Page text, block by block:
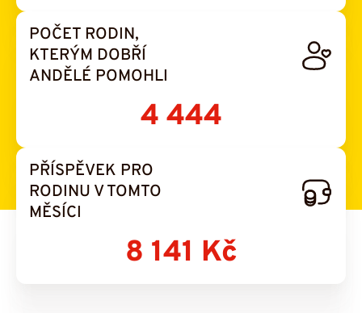
POČET RODIN,
KTERÝM DOBŘÍ
ANDĚLÉ POMOHLI
4 444
PŘÍSPĚVEK PRO
RODINU V TOMTO
MĚSÍCI
8 141 Kč